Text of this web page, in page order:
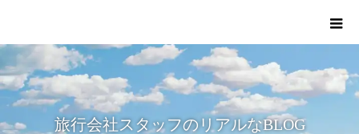
旅行会社スタッフのリアルなBLOG